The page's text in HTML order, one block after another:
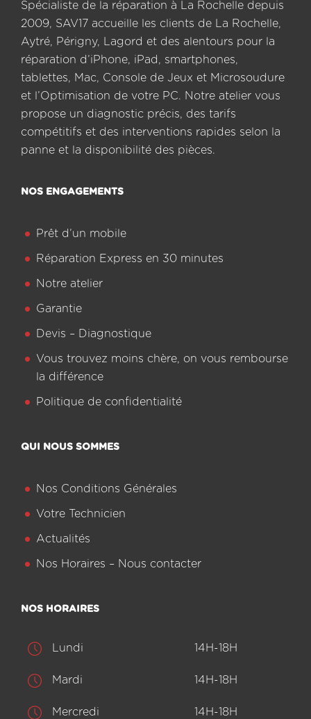
Spécialiste de la réparation à La Rochelle depuis
2009, SAV17 accueille les clients de La Rochelle,
Aytré, Périgny, Lagord et des alentours pour la
réparation d’iPhone, iPad, smartphones,
tablettes, Mac, Console de Jeux et Microsoudure
et l’Optimisation de votre PC. Notre atelier vous
propose un diagnostic précis, des tarifs
compétitifs et des interventions rapides selon la
panne et la disponibilité des pièces.
NOS ENGAGEMENTS
Prêt d’un mobile
Réparation Express en 30 minutes
Notre atelier
Garantie
Devis – Diagnostique
Vous trouvez moins chère, on vous rembourse
la différence
Politique de confidentialité
QUI NOUS SOMMES
Nos Conditions Générales
Votre Technicien
Actualités
Nos Horaires – Nous contacter
NOS HORAIRES
Lundi 14H-18H
Mardi 14H-18H
Mercredi 14H-18H